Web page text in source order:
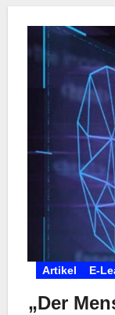
Artikel E-
„Der